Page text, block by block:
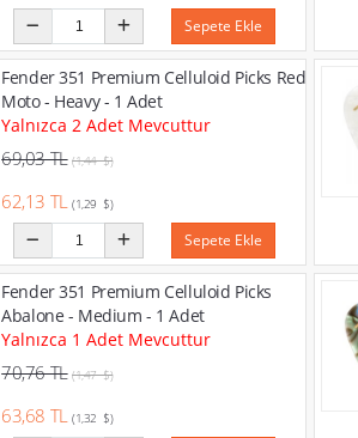
Sepete Ekle
Fender 351 Premium Celluloid Picks Red
Moto - Heavy - 1 Adet
Yalnızca 2 Adet Mevcuttur
69,03 TL (1,44 $)
62,13 TL(1,29 $)
Sepete Ekle
Fender 351 Premium Celluloid Picks
Abalone - Medium - 1 Adet
Yalnızca 1 Adet Mevcuttur
70,76 TL (1,47 $)
63,68 TL(1,32 $)